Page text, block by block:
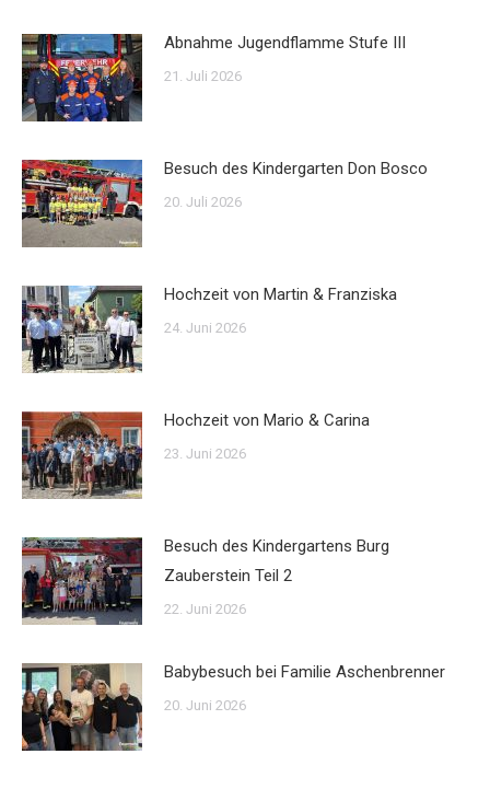
Abnahme Jugendflamme Stufe III
21. Juli 2026
Besuch des Kindergarten Don Bosco
20. Juli 2026
Hochzeit von Martin & Franziska
24. Juni 2026
Hochzeit von Mario & Carina
23. Juni 2026
Besuch des Kindergartens Burg
Zauberstein Teil 2
22. Juni 2026
Babybesuch bei Familie Aschenbrenner
20. Juni 2026